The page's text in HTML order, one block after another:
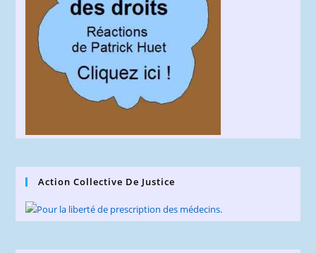
Action Collective De Justice